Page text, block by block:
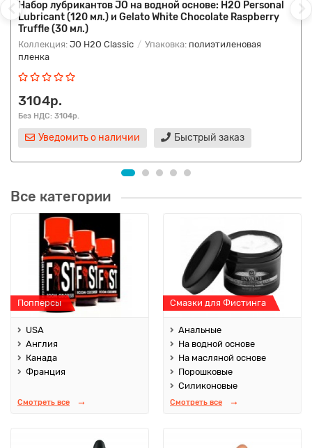
Набор лубрикантов JO на водной основе: H2O Personal
Lubricant (120 мл.) и Gelato White Chocolate Raspberry
Truffle (30 мл.)
Коллекция: JO H2O Classic Упаковка: полиэтиленовая
пленка
3104р.
Без НДС: 3104р.
Уведомить о наличии Быстрый заказ
Все категории
Попперсы
USA
Англия
Канада
Франция
Смотреть все
Смазки для Фистинга
Анальные
На водной основе
На масляной основе
Порошковые
Силиконовые
Смотреть все